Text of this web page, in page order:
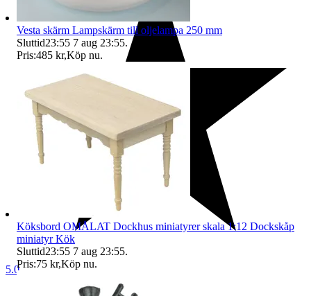
5.0
Vesta skärm Lampskärm till oljelampa 250 mm
Sluttid23:55 7 aug 23:55.
Pris:485 kr,Köp nu.
Köksbord OMÅLAT Dockhus miniatyrer skala 1:12 Dockskåp
miniatyr Kök
Sluttid23:55 7 aug 23:55.
Pris:75 kr,Köp nu.